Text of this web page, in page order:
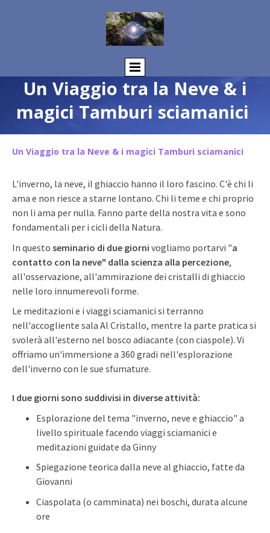
Un Viaggio tra la Neve & i
magici Tamburi sciamanici
Un Viaggio tra la Neve & i magici Tamburi sciamanici
L'inverno, la neve, il ghiaccio hanno il loro fascino. C'è chi li
ama e non riesce a starne lontano. Chi li teme e chi proprio
non li ama per nulla. Fanno parte della nostra vita e sono
fondamentali per i cicli della Natura.
In questo seminario di due giorni vogliamo portarvi "a
contatto con la neve" dalla scienza alla percezione,
all'osservazione, all'ammirazione dei cristalli di ghiaccio
nelle loro innumerevoli forme.
Le meditazioni e i viaggi sciamanici si terranno
nell'accogliente sala Al Cristallo, mentre la parte pratica si
svolerà all'esterno nel bosco adiacante (con ciaspole). Vi
offriamo un'immersione a 360 gradi nell'esplorazione
dell'inverno con le sue sfumature.
I due giorni sono suddivisi in diverse attività:
Esplorazione del tema "inverno, neve e ghiaccio" a
livello spirituale facendo viaggi sciamanici e
meditazioni guidate da Ginny
Spiegazione teorica dalla neve al ghiaccio, fatte da
Giovanni
Ciaspolata (o camminata) nei boschi, durata alcune
ore